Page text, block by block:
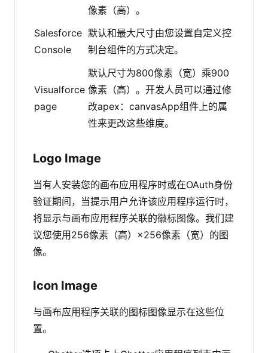
像素（高）。
Salesforce
Console
默认和最大尺寸由您设置自定义控
制台组件的方式决定。
Visualforce
page
默认尺寸为800像素（宽）乘900
像素（高）。开发人员可以通过修
改apex：canvasApp组件上的属
性来更改这些维度。
Logo Image
当有人安装您的画布应用程序时或在OAuth身份
验证期间，当提示用户允许该应用程序运行时，
将显示与画布应用程序关联的徽标图像。我们建
议您使用256像素（高）×256像素（宽）的图
像。
Icon Image
与画布应用程序关联的图标图像显示在这些位
置。